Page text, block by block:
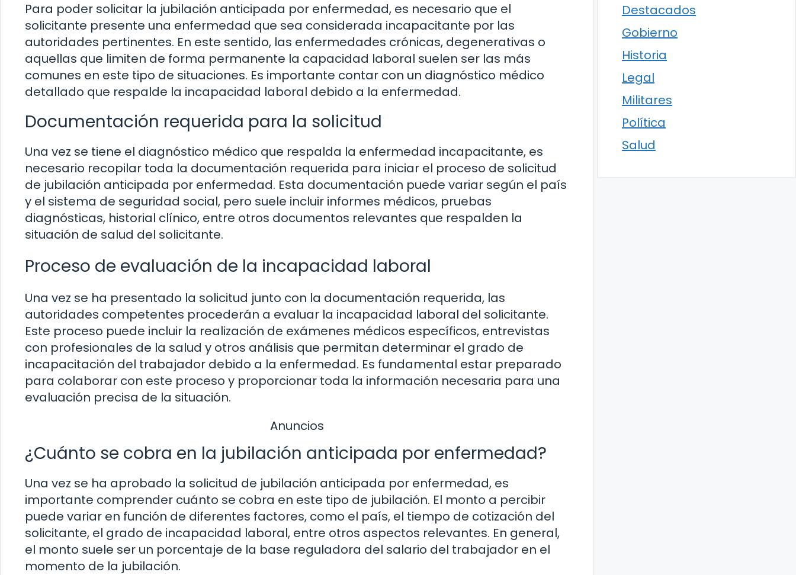
Para poder solicitar la jubilación anticipada por enfermedad, es necesario que el
solicitante presente una enfermedad que sea considerada incapacitante por las
autoridades pertinentes. En este sentido, las enfermedades crónicas, degenerativas o
aquellas que limiten de forma permanente la capacidad laboral suelen ser las más
comunes en este tipo de situaciones. Es importante contar con un diagnóstico médico
detallado que respalde la incapacidad laboral debido a la enfermedad.
Documentación requerida para la solicitud
Una vez se tiene el diagnóstico médico que respalda la enfermedad incapacitante, es
necesario recopilar toda la documentación requerida para iniciar el proceso de solicitud
de jubilación anticipada por enfermedad. Esta documentación puede variar según el país
y el sistema de seguridad social, pero suele incluir informes médicos, pruebas
diagnósticas, historial clínico, entre otros documentos relevantes que respalden la
situación de salud del solicitante.
Proceso de evaluación de la incapacidad laboral
Una vez se ha presentado la solicitud junto con la documentación requerida, las
autoridades competentes procederán a evaluar la incapacidad laboral del solicitante.
Este proceso puede incluir la realización de exámenes médicos específicos, entrevistas
con profesionales de la salud y otros análisis que permitan determinar el grado de
incapacitación del trabajador debido a la enfermedad. Es fundamental estar preparado
para colaborar con este proceso y proporcionar toda la información necesaria para una
evaluación precisa de la situación.
Anuncios
¿Cuánto se cobra en la jubilación anticipada por enfermedad?
Una vez se ha aprobado la solicitud de jubilación anticipada por enfermedad, es
importante comprender cuánto se cobra en este tipo de jubilación. El monto a percibir
puede variar en función de diferentes factores, como el país, el tiempo de cotización del
solicitante, el grado de incapacidad laboral, entre otros aspectos relevantes. En general,
el monto suele ser un porcentaje de la base reguladora del salario del trabajador en el
momento de la jubilación.
Destacados
Gobierno
Historia
Legal
Militares
Política
Salud